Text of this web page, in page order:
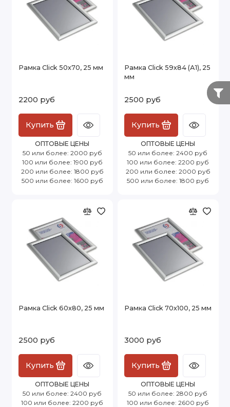
Рамка Click 50х70, 25 мм
2200 руб
Купить
ОПТОВЫЕ ЦЕНЫ
50 или более: 2000 руб
100 или более: 1900 руб
200 или более: 1800 руб
500 или более: 1600 руб
Рамка Click 59х84 (А1), 25
мм
2500 руб
Купить
ОПТОВЫЕ ЦЕНЫ
50 или более: 2400 руб
100 или более: 2200 руб
200 или более: 2000 руб
500 или более: 1800 руб
Рамка Click 60х80, 25 мм
2500 руб
Купить
ОПТОВЫЕ ЦЕНЫ
50 или более: 2400 руб
100 или более: 2200 руб
Рамка Click 70х100, 25 мм
3000 руб
Купить
ОПТОВЫЕ ЦЕНЫ
50 или более: 2800 руб
100 или более: 2600 руб